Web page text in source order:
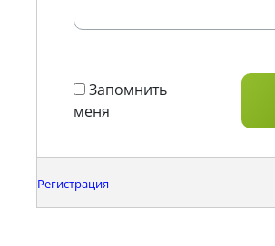
Запомнить
меня
Регистрация